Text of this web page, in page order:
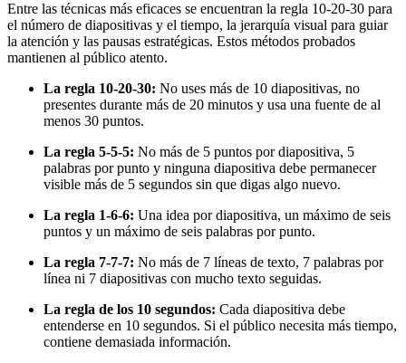
Entre las técnicas más eficaces se encuentran la regla 10-20-30 para
el número de diapositivas y el tiempo, la jerarquía visual para guiar
la atención y las pausas estratégicas. Estos métodos probados
mantienen al público atento.
La regla 10-20-30: No uses más de 10 diapositivas, no
presentes durante más de 20 minutos y usa una fuente de al
menos 30 puntos.
La regla 5-5-5: No más de 5 puntos por diapositiva, 5
palabras por punto y ninguna diapositiva debe permanecer
visible más de 5 segundos sin que digas algo nuevo.
La regla 1-6-6: Una idea por diapositiva, un máximo de seis
puntos y un máximo de seis palabras por punto.
La regla 7-7-7: No más de 7 líneas de texto, 7 palabras por
línea ni 7 diapositivas con mucho texto seguidas.
La regla de los 10 segundos: Cada diapositiva debe
entenderse en 10 segundos. Si el público necesita más tiempo,
contiene demasiada información.